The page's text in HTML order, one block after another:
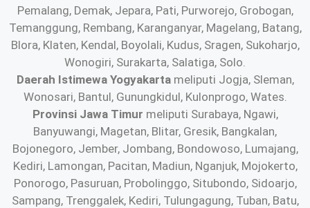
Pemalang, Demak, Jepara, Pati, Purworejo, Grobogan,
Temanggung, Rembang, Karanganyar, Magelang, Batang,
Blora, Klaten, Kendal, Boyolali, Kudus, Sragen, Sukoharjo,
Wonogiri, Surakarta, Salatiga, Solo.
Daerah Istimewa Yogyakartameliputi Jogja, Sleman,
Wonosari, Bantul, Gunungkidul, Kulonprogo, Wates.
Provinsi Jawa Timur meliputi Surabaya, Ngawi,
Banyuwangi, Magetan, Blitar, Gresik, Bangkalan,
Bojonegoro, Jember, Jombang, Bondowoso, Lumajang,
Kediri, Lamongan, Pacitan, Madiun, Nganjuk, Mojokerto,
Ponorogo, Pasuruan, Probolinggo, Situbondo, Sidoarjo,
Sampang, Trenggalek, Kediri, Tulungagung, Tuban, Batu,